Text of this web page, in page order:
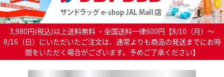
3,980円(税込)以上送料無料 ・全国送料一律600円【8/10（月）～
8/16（日）にいただいたご注文は、通常よりも商品の発送までにお時
間をいただく場合がございます。予めご了承ください】